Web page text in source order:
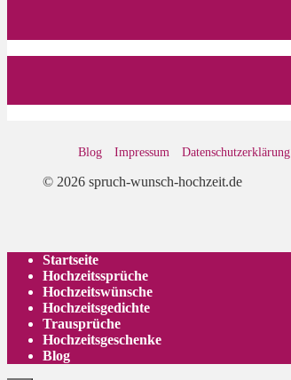
Blog Impressum Datenschutz­erklärung
© 2026 spruch-wunsch-hochzeit.de
Startseite
Hochzeitssprüche
Hochzeitswünsche
Hochzeitsgedichte
Trausprüche
Hochzeitsgeschenke
Blog